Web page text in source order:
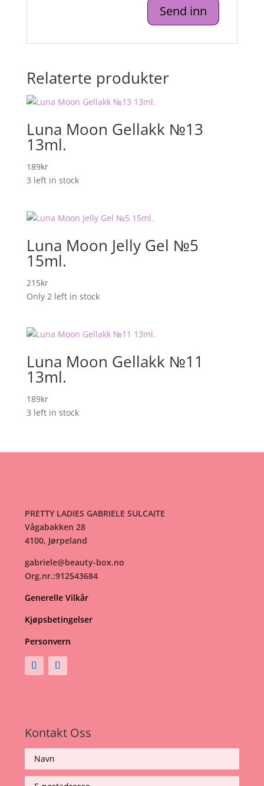
Relaterte produkter
Luna Moon Gellakk №13
13ml.
189kr
3 left in stock
Luna Moon Jelly Gel №5
15ml.
215kr
Only 2 left in stock
Luna Moon Gellakk №11
13ml.
189kr
3 left in stock
PRETTY LADIES GABRIELE SULCAITE
Vågabakken 28
4100, Jørpeland
gabriele@beauty-box.no
Org.nr.:912543684
Generelle Vilkår
Kjøpsbetingelser
Personvern
Kontakt Oss